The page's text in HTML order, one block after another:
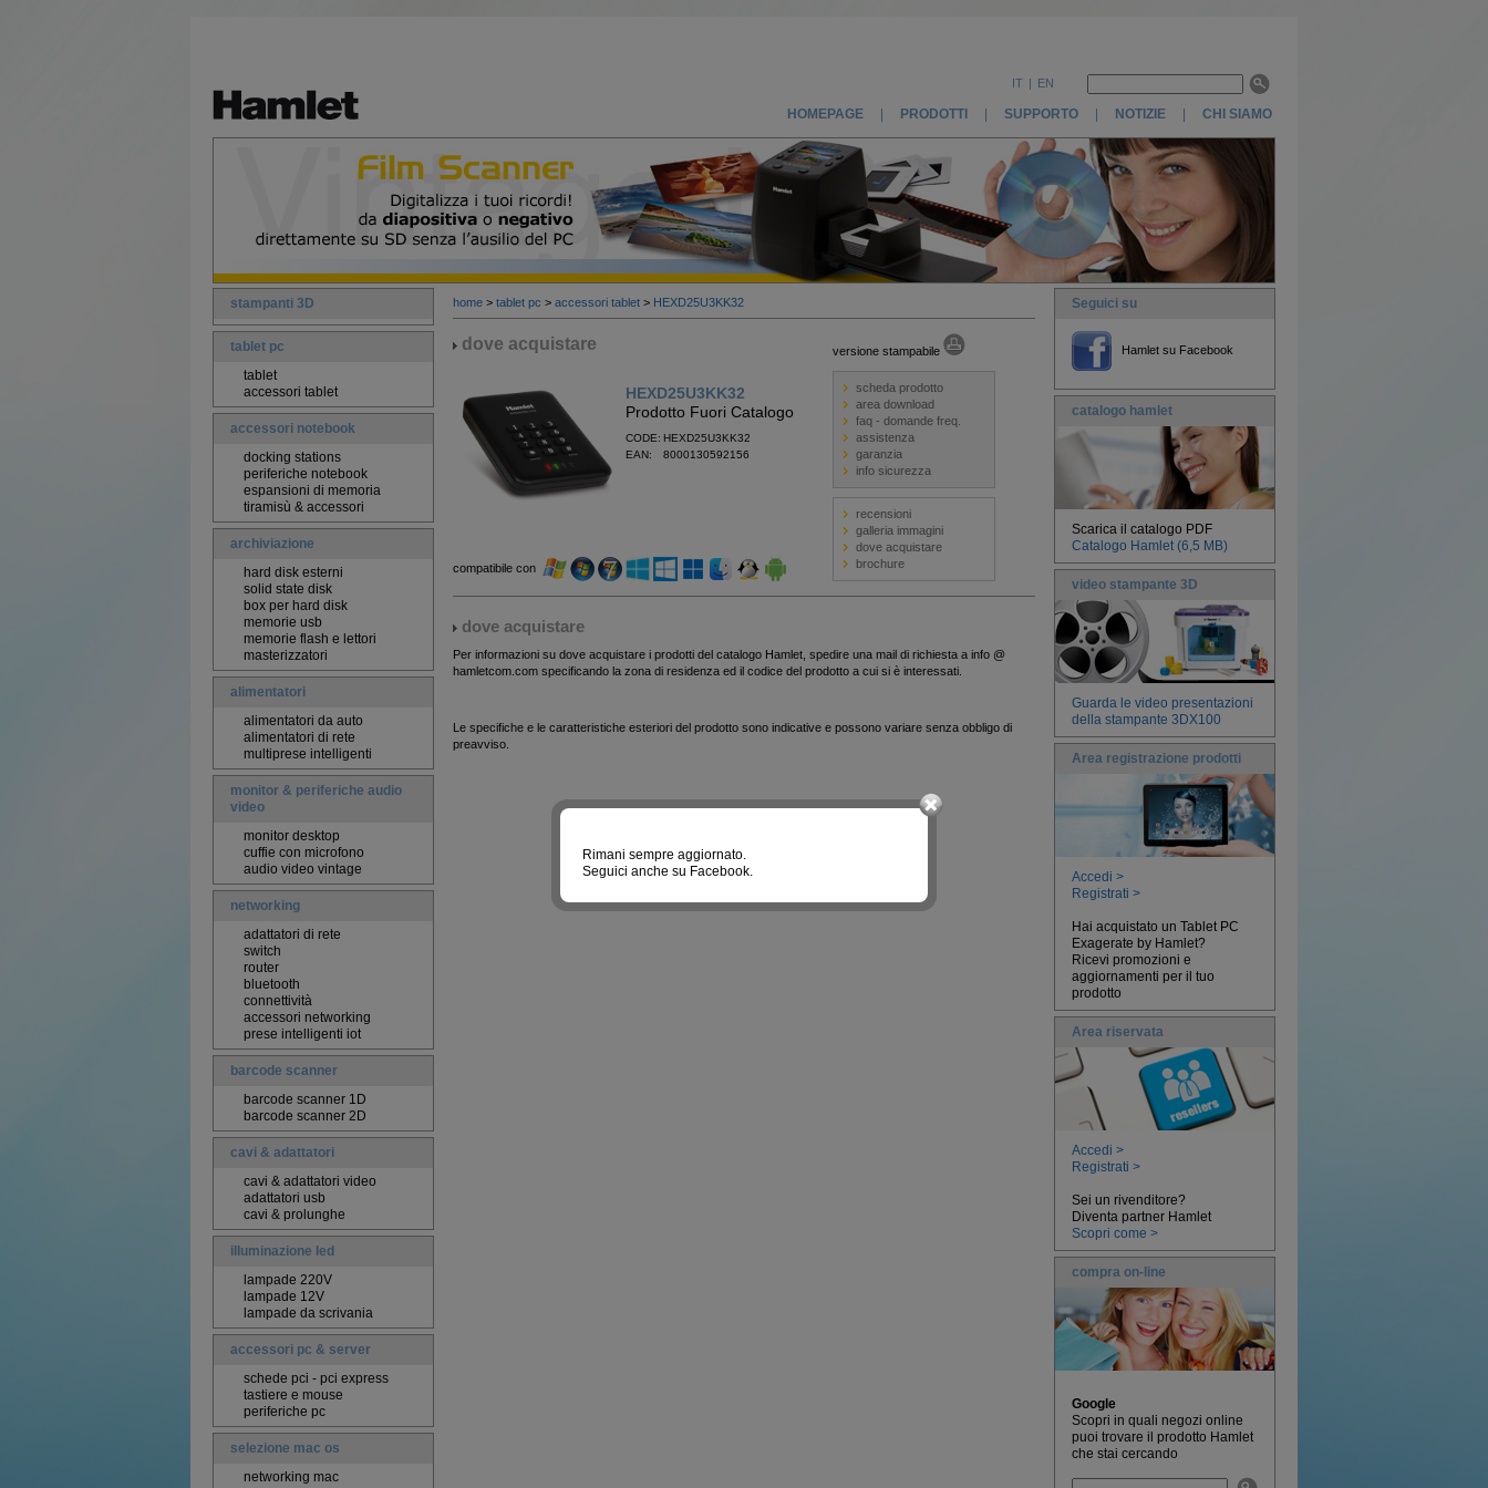
IT | EN
HOMEPAGE PRODOTTI SUPPORTO NOTIZIE CHI SIAMO
stampanti 3D
tablet pc
tablet
accessori tablet
accessori notebook
docking stations
periferiche notebook
espansioni di memoria
tiramisù & accessori
archiviazione
hard disk esterni
solid state disk
box per hard disk
memorie usb
memorie flash e lettori
masterizzatori
alimentatori
alimentatori da auto
alimentatori di rete
multiprese intelligenti
monitor & periferiche audio
video
monitor desktop
cuffie con microfono
audio video vintage
networking
adattatori di rete
switch
router
bluetooth
connettività
accessori networking
prese intelligenti iot
barcode scanner
barcode scanner 1D
barcode scanner 2D
cavi & adattatori
cavi & adattatori video
adattatori usb
cavi & prolunghe
illuminazione led
lampade 220V
lampade 12V
lampade da scrivania
accessori pc & server
schede pci - pci express
tastiere e mouse
periferiche pc
selezione mac os
networking mac
home > tablet pc > accessori tablet > HEXD25U3KK32
dove acquistare
HEXD25U3KK32
Prodotto Fuori Catalogo
CODE: HEXD25U3KK32
EAN: 8000130592156
compatibile con
versione stampabile
scheda prodotto
area download
faq - domande freq.
assistenza
garanzia
info sicurezza
recensioni
galleria immagini
dove acquistare
brochure
dove acquistare
Per informazioni su dove acquistare i prodotti del catalogo Hamlet, spedire una mail di richiesta a info @
hamletcom.com specificando la zona di residenza ed il codice del prodotto a cui si è interessati.
Le specifiche e le caratteristiche esteriori del prodotto sono indicative e possono variare senza obbligo di
preavviso.
Seguici su
Hamlet su Facebook
catalogo hamlet
Scarica il catalogo PDF
Catalogo Hamlet (6,5 MB)
video stampante 3D
Guarda le video presentazioni
della stampante 3DX100
Area registrazione prodotti
Accedi >
Registrati >
Hai acquistato un Tablet PC
Exagerate by Hamlet?
Ricevi promozioni e
aggiornamenti per il tuo
prodotto
Area riservata
Accedi >
Registrati >
Sei un rivenditore?
Diventa partner Hamlet
Scopri come >
compra on-line
Google
Scopri in quali negozi online
puoi trovare il prodotto Hamlet
che stai cercando
Rimani sempre aggiornato.
Seguici anche su Facebook.